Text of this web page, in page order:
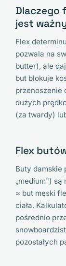
Dlaczego
jest
Flex
pozwala na
butter), ale
but blokuje
przenoszenie
dużych
(za twardy)
Flex
Buty damskie
„medium") są
≈ but męski
ciała.
pośrednio
pozostałych